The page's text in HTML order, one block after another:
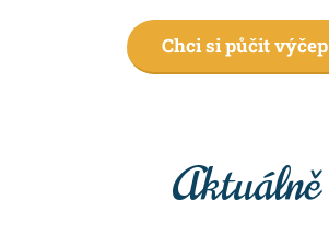
Chci si půčit výčep